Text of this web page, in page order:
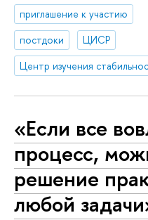
приглашение к участию
постдоки
ЦИСР
«Если все
процесс,
решение
любой